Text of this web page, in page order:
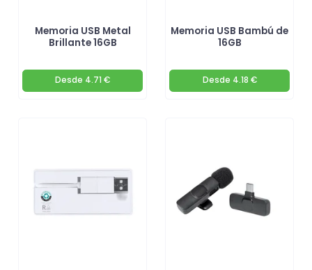
Memoria USB Metal
Brillante 16GB
Desde 4.71 €
Memoria USB Bambú de
16GB
Desde 4.18 €